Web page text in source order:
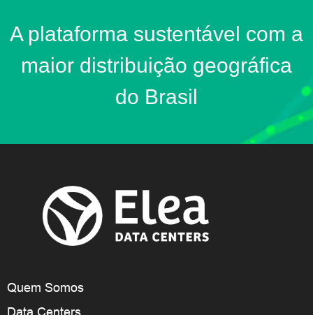
A plataforma sustentável com a
maior distribuição geográfica
do Brasil
Quem Somos